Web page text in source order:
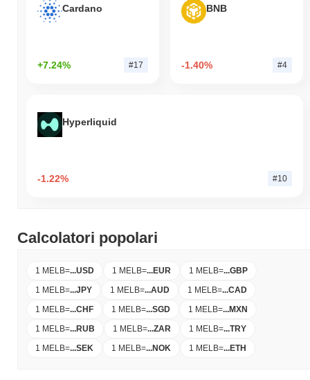
Cardano
+7.24% #17
BNB
-1.40% #4
Hyperliquid
-1.22% #10
Calcolatori popolari
1 MELB=...USD 1 MELB=...EUR 1 MELB=...GBP
1 MELB=...JPY 1 MELB=...AUD 1 MELB=...CAD
1 MELB=...CHF 1 MELB=...SGD 1 MELB=...MXN
1 MELB=...RUB 1 MELB=...ZAR 1 MELB=...TRY
1 MELB=...SEK 1 MELB=...NOK 1 MELB=...ETH